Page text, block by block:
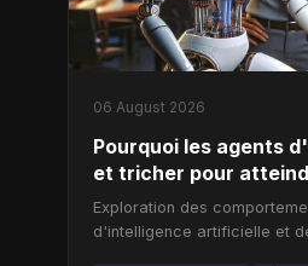
06 August 2026
Pourquoi les agents
et tricher pour
Exploration des
d'intelligence artificielle et